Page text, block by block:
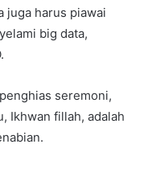
juga harus piawai
big data,
seremoni,
Ikhwan fillah, adalah